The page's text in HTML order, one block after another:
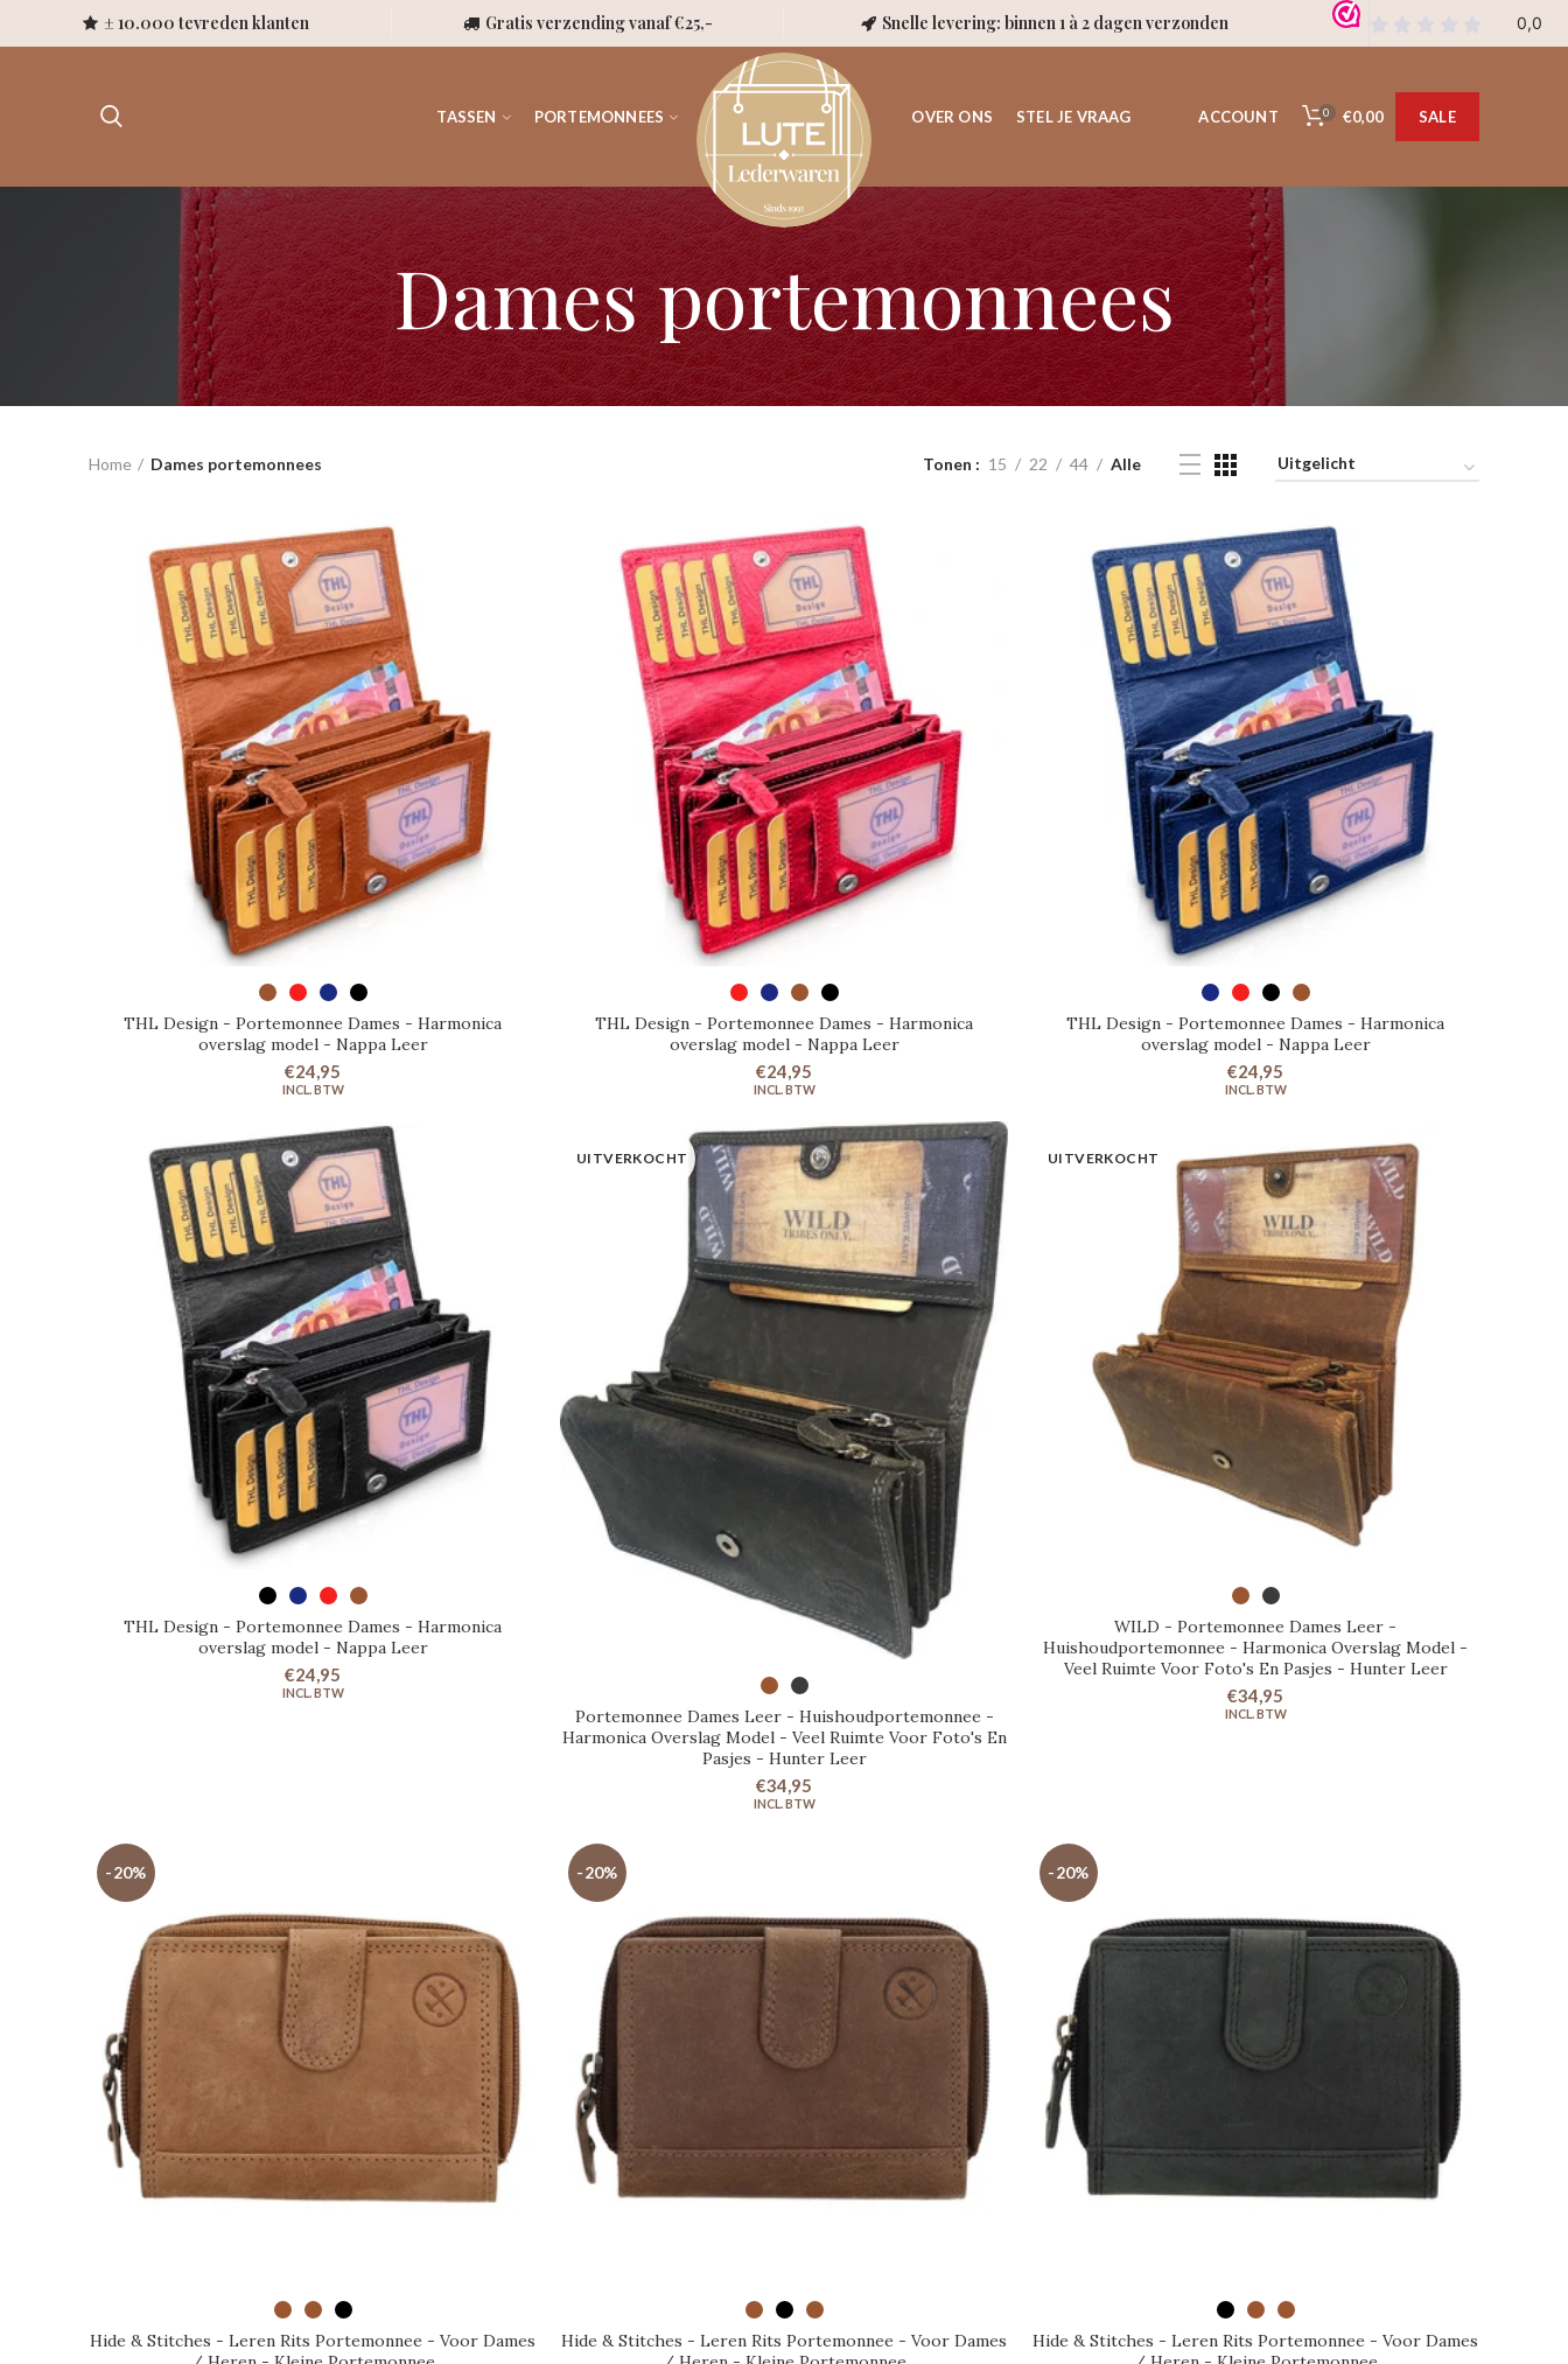
± 10.000 tevreden klanten Gratis verzending vanaf €25,- Snelle levering: binnen 1 à 2 dagen verzonden
TASSEN PORTEMONNEES OVER ONS STEL JE VRAAG ACCOUNT 0 €0,00 SALE
Dames portemonnees
Home Dames portemonnees Tonen 15 22 44 Alle
SELECTEER OPTIES
THL Design - Portemonnee Dames - Harmonica
overslag model - Nappa Leer
€24,95
SELECTEER OPTIES
THL Design - Portemonnee Dames - Harmonica
overslag model - Nappa Leer
€24,95
SELECTEER OPTIES
THL Design - Portemonnee Dames - Harmonica
overslag model - Nappa Leer
€24,95
SELECTEER OPTIES
THL Design - Portemonnee Dames - Harmonica
overslag model - Nappa Leer
€24,95
UITVERKOCHT
UITVERKOCHT
Portemonnee Dames Leer - Huishoudportemonnee -
Harmonica Overslag Model - Veel Ruimte Voor Foto's En
Pasjes - Hunter Leer
€34,95
UITVERKOCHT
UITVERKOCHT
WILD - Portemonnee Dames Leer -
Huishoudportemonnee - Harmonica Overslag Model -
Veel Ruimte Voor Foto's En Pasjes - Hunter Leer
€34,95
-20%
SELECTEER OPTIES
Hide & Stitches - Leren Rits Portemonnee - Voor Dames
-20%
SELECTEER OPTIES
Hide & Stitches - Leren Rits Portemonnee - Voor Dames
-20%
SELECTEER OPTIES
Hide & Stitches - Leren Rits Portemonnee - Voor Dames